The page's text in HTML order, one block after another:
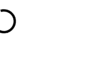
MÔŽEME DORUČIŤ DO: